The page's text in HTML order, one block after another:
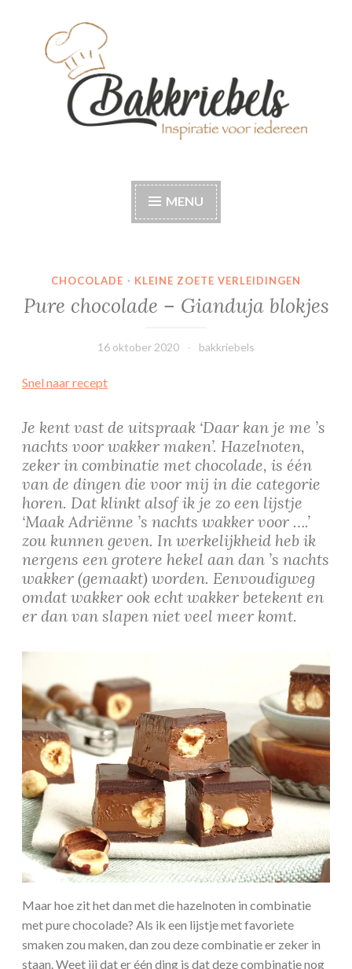
Bakkriebels
MENU
CHOCOLADE · KLEINE ZOETE VERLEIDINGEN
Pure chocolade – Gianduja blokjes
16 oktober 2020 bakkriebels
Snel naar recept
Je kent vast de uitspraak ‘Daar kan je me ’s
nachts voor wakker maken’. Hazelnoten,
zeker in combinatie met chocolade, is één
van de dingen die voor mij in die categorie
horen. Dat klinkt alsof ik je zo een lijstje
‘Maak Adriënne ’s nachts wakker voor ….’
zou kunnen geven. In werkelijkheid heb ik
nergens een grotere hekel aan dan ’s nachts
wakker (gemaakt) worden. Eenvoudigweg
omdat wakker ook echt wakker betekent en
er dan van slapen niet veel meer komt.
Maar hoe zit het dan met die hazelnoten in combinatie
met pure chocolade? Als ik een lijstje met favoriete
smaken zou maken, dan zou deze combinatie er zeker in
staan. Weet jij dat er één ding is dat deze combinatie nog